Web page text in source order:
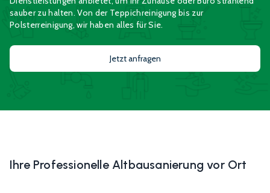
durchsuchen
durchsuchen
Foto / Video auswählen
sauber zu halten. Von der Teppichreinigung bis zur
Polsterreinigung, wir haben alles für Sie.
Jetzt anfragen
Ihre Professionelle Altbausanierung vor Ort